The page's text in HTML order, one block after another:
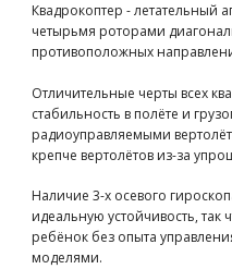
Квадрокоптер - летательный
четырьмя роторами
противоположных
Отличительные черты всех
стабильность в полёте и
радиоуправляемыми
крепче вертолётов из-за
Наличие 3-х осевого
идеальную устойчивость, так
ребёнок без опыта
моделями.